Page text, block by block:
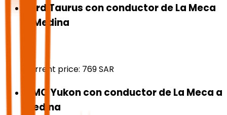
Ford Taurus con conductor de La Meca
a Medina
Current price: 769SAR
GMC Yukon con conductor de La Meca a
Medina